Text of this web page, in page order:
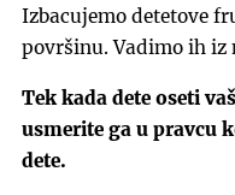
Izbacujemo detetove
površinu. Vadimo ih iz
Tek kada dete oseti
usmerite ga u pravcu
dete.